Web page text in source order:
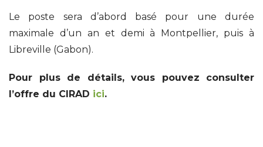
Le poste sera d’abord basé pour une durée
maximale d’un an et demi à Montpellier, puis à
Libreville (Gabon).
Pour plus de détails, vous pouvez consulter
l’offre du CIRAD ici.